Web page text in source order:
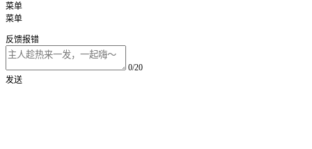
菜单
菜单
反馈报错
0/20
发送